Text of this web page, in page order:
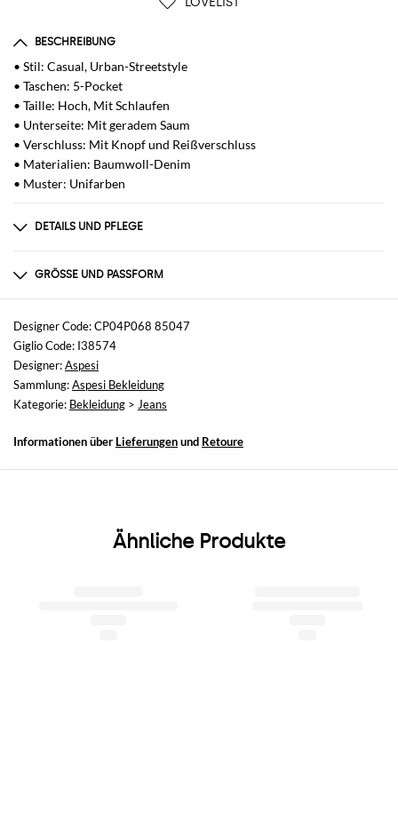
BESCHREIBUNG
• Stil: Casual, Urban-Streetstyle
• Taschen: 5-Pocket
• Taille: Hoch, Mit Schlaufen
• Unterseite: Mit geradem Saum
• Verschluss: Mit Knopf und Reißverschluss
• Materialien: Baumwoll-Denim
• Muster: Unifarben
DETAILS UND PFLEGE
nicht verfügbar
GRÖSSE UND PASSFORM
Größen
nicht verfügbar
Größe und Passform
Straight
Designer Code: CP04P068 85047
Giglio Code: I38574
Designer:Aspesi
Sammlung:Aspesi Bekleidung
Kategorie: Bekleidung > Jeans
Informationen über Lieferungenund Retoure
Ähnliche Produkte